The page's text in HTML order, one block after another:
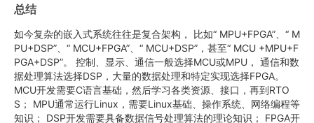
总结
如今复杂的嵌入式系统往往是复合架构， 比如“ MPU+FPGA”、“ M
PU+DSP”、“ MCU+FPGA”、“ MCU+DSP”，甚至“ MCU +MPU+F
PGA+DSP”。 控制、显示、通信一般选择MCU或MPU， 通信和数
据处理算法选择DSP，大量的数据处理和特定实现选择FPGA。
MCU开发需要C语言基础，然后学习各类资源、接口，再到RTO
S； MPU通常运行Linux，需要Linux基础、操作系统、网络编程等
知识； DSP开发需要具备数据信号处理算法的理论知识； FPGA开